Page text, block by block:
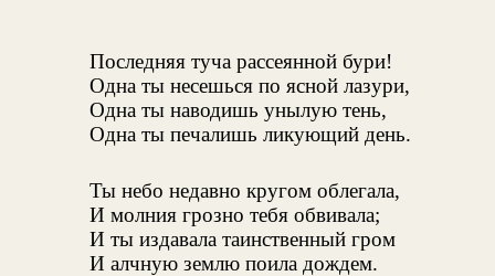
Последняя туча рассеянной бури!
Одна ты несешься по ясной лазури,
Одна ты наводишь унылую тень,
Одна ты печалишь ликующий день.
Ты небо недавно кругом облегала,
И молния грозно тебя обвивала;
И ты издавала таинственный гром
И алчную землю поила дождем.